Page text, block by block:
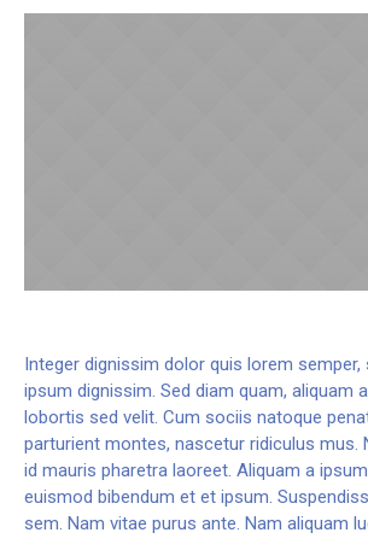
Integer dignissim dolor quis lorem
ipsum dignissim. Sed diam quam, aliquam
lobortis sed velit. Cum sociis natoque
parturient montes, nascetur ridiculus mus.
id mauris pharetra laoreet. Aliquam a
euismod bibendum et et ipsum.
sem. Nam vitae purus ante. Nam aliquam